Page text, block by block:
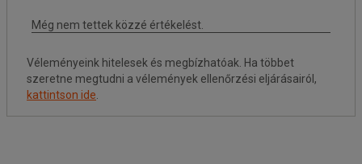
Véleményeink hitelesek és megbízhatóak. Ha többet
szeretne megtudni a vélemények ellenőrzési eljárásairól,
kattintson ide